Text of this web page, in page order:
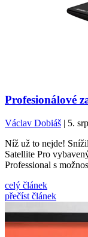
Profesionálové
Václav Dobiáš | 5.
Níž už to nejde!
Satellite Pro
Professional s
celý článek
přečíst článek